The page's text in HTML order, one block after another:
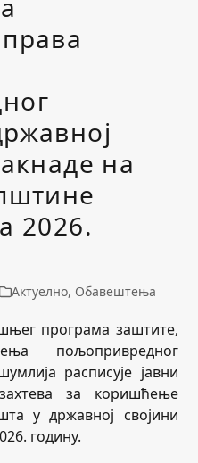
на
2026.
Актуелно, Обавештења
програма заштите,
пољопривредног
расписује јавни
за коришћење
у државној својини
годину.